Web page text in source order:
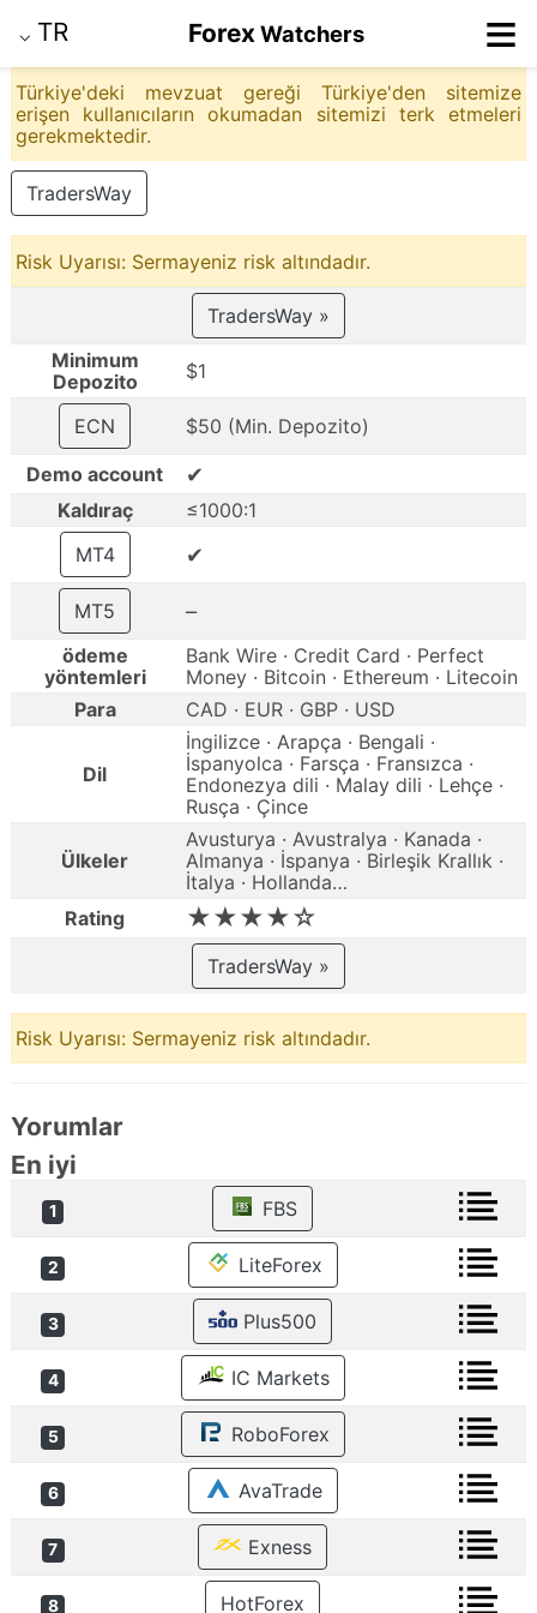
⌵ TR ForexWatchers ≡
Türkiye'deki mevzuat gereği Türkiye'den sitemize
erişen kullanıcıların okumadan sitemizi terk etmeleri
gerekmektedir.
TradersWay
Risk Uyarısı: Sermayeniz risk altındadır.
TradersWay »
Minimum
Depozito
$1
ECN
$50 (Min. Depozito)
Demo account
✔
Kaldıraç
≤1000:1
MT4
✔
MT5 –
ödeme
yöntemleri
Bank Wire · Credit Card · Perfect
Money · Bitcoin · Ethereum · Litecoin
Para
CAD · EUR · GBP · USD
Dil
İngilizce · Arapça · Bengali ·
İspanyolca · Farsça · Fransızca ·
Endonezya dili · Malay dili · Lehçe ·
Rusça · Çince
Ülkeler
Avusturya · Avustralya · Kanada ·
Almanya · İspanya · Birleşik Krallık ·
İtalya · Hollanda…
Rating
★★★★☆
TradersWay »
Risk Uyarısı: Sermayeniz risk altındadır.
Yorumlar
En iyi
1 FBS
2 LiteForex
3 Plus500
4 IC Markets
5 RoboForex
6 AvaTrade
7 Exness
8 HotForex